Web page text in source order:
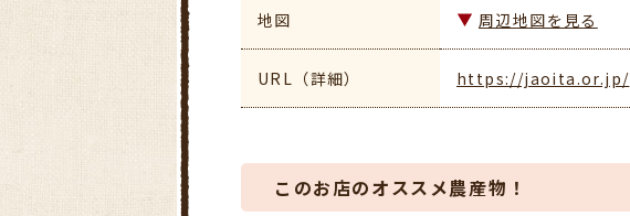
地図 周辺地図を見る
URL（詳細） https://jaoita.or.jp/
このお店のオススメ農産物！